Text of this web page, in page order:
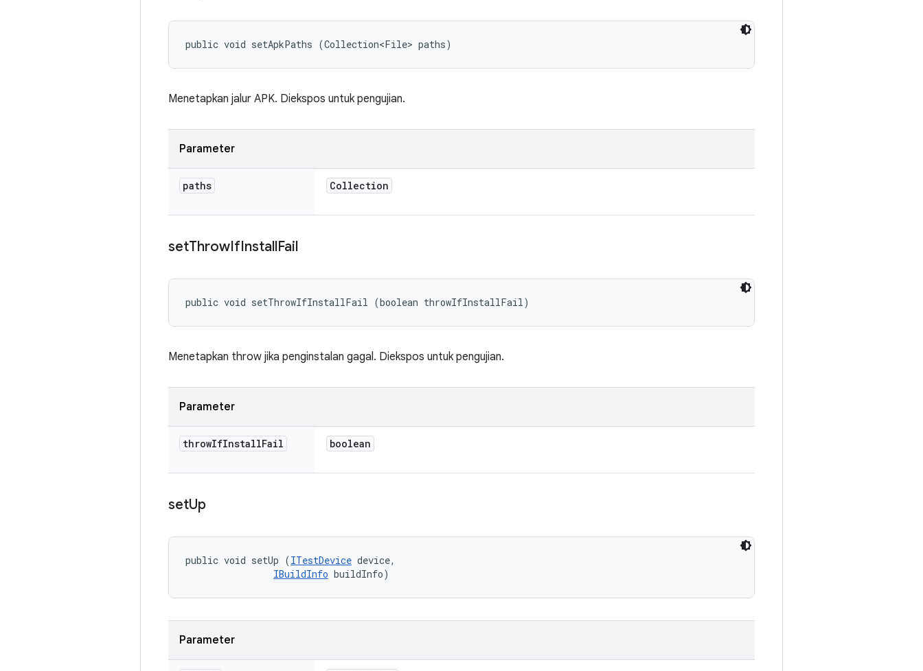
public void setApkPaths (Collection<File> paths)
Menetapkan jalur APK. Diekspos untuk pengujian.
Parameter
paths Collection
setThrowIfInstallFail
public void setThrowIfInstallFail (boolean throwIfInstallFail)
Menetapkan throw jika penginstalan gagal. Diekspos untuk pengujian.
Parameter
throwIfInstallFail boolean
setUp
public void setUp (ITestDevice device,
IBuildInfo buildInfo)
Parameter